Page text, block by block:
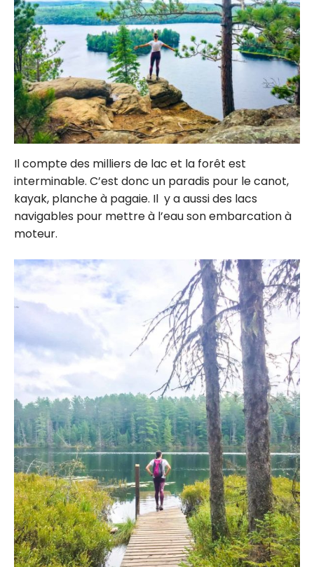
Il compte des milliers de lac et la forêt est
interminable. C’est donc un paradis pour le canot,
kayak, planche à pagaie. Il y a aussi des lacs
navigables pour mettre à l’eau son embarcation à
moteur.